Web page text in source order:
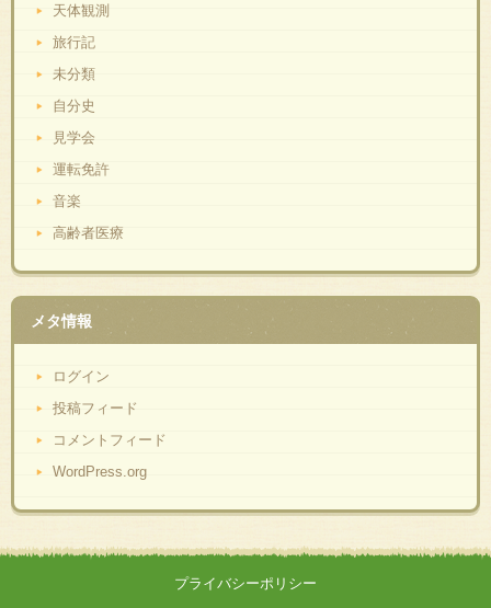
天体観測
旅行記
未分類
自分史
見学会
運転免許
音楽
高齢者医療
メタ情報
ログイン
投稿フィード
コメントフィード
WordPress.org
プライバシーポリシー